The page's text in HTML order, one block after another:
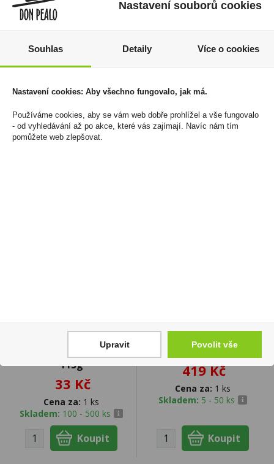
(karton)
1 229 Kč
Cena za:1 ks
Skladem:5 - 50 ks
140 Kč
Cena za:1 ks
Skladem:5 - 50 ks
v rajčatové omáčce
115g
33 Kč
Cena za: 1 ks
Skladem: 100 - 500 ks
Whisky Grants Triple
Wood 8YO 0,7l 40%
419 Kč
Cena za: 1 ks
Skladem: 5 - 50 ks
Nastavení souborů cookies
Souhlas Detaily Více o cookies
Nastavení cookies: Aby všechno fungovalo, jak má.
Používáme cookies, aby se vám web dobře prohlížel a vše fungovalo
- od vyhledávání až po akce, které vás zajímají. Navíc nám tím
pomůžete web zlepšovat.
Upravit Povolit vše